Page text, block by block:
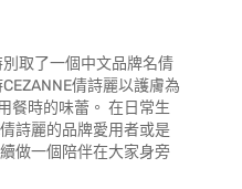
取了一個中文品牌名倩
倩詩麗以護膚為
餐時的味蕾。 在日常生
詩麗的品牌愛用者或是
做一個陪伴在大家身旁